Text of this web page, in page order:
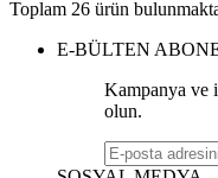
Toplam 26 ürün
E-BÜLTEN
Kampanya ve
olun.